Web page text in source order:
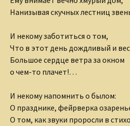
Нанизывая скучных лестниц
И некому заботиться о том,
Что в этот день дождливый и
Большое сердце ветра за окном
о чем-то плачет!…
И некому напомнить о былом:
О празднике, фейрверка
О том, как звуки проросли в